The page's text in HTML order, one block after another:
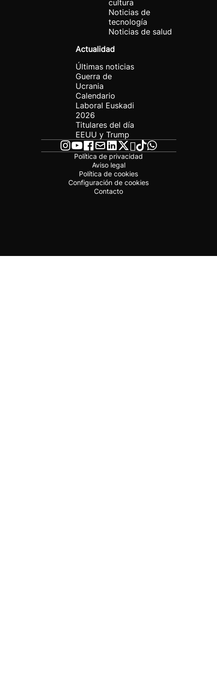
cultura
Noticias de
tecnología
Noticias de salud
Actualidad
Últimas noticias
Guerra de
Ucrania
Calendario
Laboral Euskadi
2026
Titulares del día
EEUU y Trump
Política de privacidad
Aviso legal
Política de cookies
Configuración de cookies
Contacto